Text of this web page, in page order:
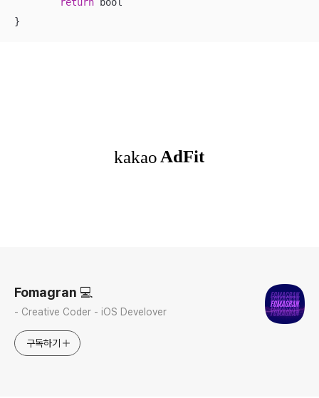
}
Fomagran 💻
- Creative Coder - iOS Develover
구독하기